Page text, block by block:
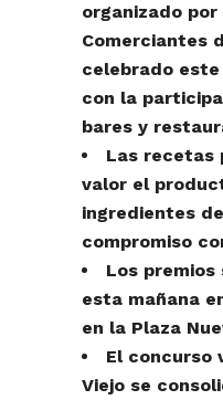
organizado
Comerciantes
celebrado este
con la
bares y
Las recetas
valor el
ingredientes
compromiso
Los
esta mañana
en la Plaza
El concurso
Viejo se